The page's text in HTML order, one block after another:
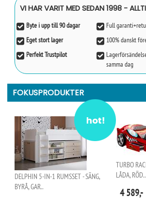
VI HAR VARIT MED SEDAN 1998 -
Byte i upp till 90 dagar
Full
Eget stort lager
100% danskt
Perfekt Trustpilot
samma dag
FOKUSPRODUKTER
DELPHIN 5-IN-1 RUMSSET - SÄNG,
BYRÅ, GAR..
TURBO
LÅDA, RÖD..
4 589,-